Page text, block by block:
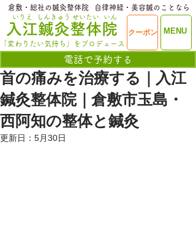
ME
​入江鍼灸整体院
いりえ
MENU
クーポン
電話で予約する
せいたい
しんきゅう いん
「変わりたい気持ち」をプロデュース
​倉敷・総社の鍼灸整体院 ​自律神経・美容鍼のことなら
首の痛みを治療する｜入江
鍼灸整体院｜倉敷市玉島・
西阿知の整体と鍼灸
更新日： 5月30日